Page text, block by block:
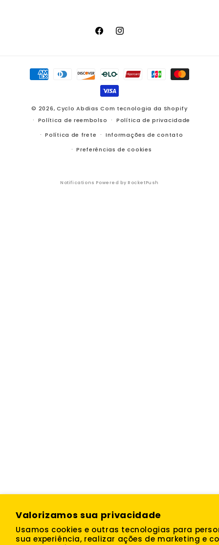
Valorizamos sua privacidade
Usamos cookies e outras tecnologias para
sua experiência, realizar ações de marketing e
FacebookInstagram
Formas
© 2026, Cyclo Abdias Com tecnologia da Shopify
Política de reembolso
Política de privacidade
Política de frete
Informações de contato
Preferências de cookies
Notifications Powered by RocketPush